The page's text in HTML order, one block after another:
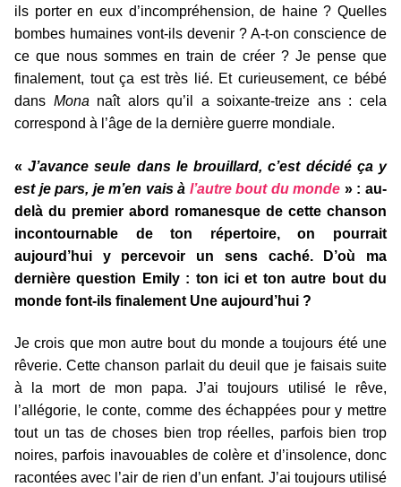
ils porter en eux d’incompréhension, de haine ? Quelles
bombes humaines vont-ils devenir ? A-t-on conscience de
ce que nous sommes en train de créer ? Je pense que
finalement, tout ça est très lié. Et curieusement, ce bébé
dans Mona naît alors qu’il a soixante-treize ans : cela
correspond à l’âge de la dernière guerre mondiale.
«J’avance seule dans le brouillard, c’est décidé ça y
est je pars, je m’en vais à l’autre bout du monde » : au-
delà du premier abord romanesque de cette chanson
incontournable de ton répertoire, on pourrait
aujourd’hui y percevoir un sens caché. D’où ma
dernière question Emily : ton ici et ton autre bout du
monde font-ils finalement Une aujourd’hui ?
Je crois que mon autre bout du monde a toujours été une
rêverie. Cette chanson parlait du deuil que je faisais suite
à la mort de mon papa. J’ai toujours utilisé le rêve,
l’allégorie, le conte, comme des échappées pour y mettre
tout un tas de choses bien trop réelles, parfois bien trop
noires, parfois inavouables de colère et d’insolence, donc
racontées avec l’air de rien d’un enfant. J’ai toujours utilisé